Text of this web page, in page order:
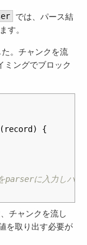
では、パース結
す。
。チャンクを流
ミングでブロック
( record)
{
parserに入力しパー
チャンクを流し
を取り出す必要が